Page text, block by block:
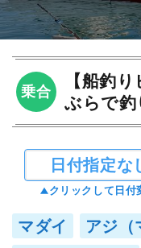
乗合
【船釣
ぶらで釣
日付指定な
クリックして日付
マダイ アジ（